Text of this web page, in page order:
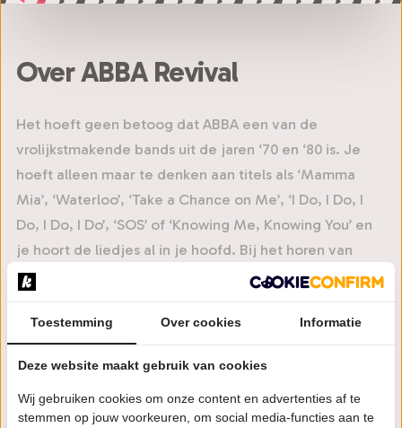
Over ABBA Revival
Het hoeft geen betoog dat ABBA een van de
vrolijkstmakende bands uit de jaren ‘70 en ‘80 is. Je
hoeft alleen maar te denken aan titels als ‘Mamma
Mia’, ‘Waterloo’, ‘Take a Chance on Me’, ‘I Do, I Do, I
Do, I Do, I Do’, ‘SOS’ of ‘Knowing Me, Knowing You’ en
je hoort de liedjes al in je hoofd. Bij het horen van
‘Dancing Queen’, ‘SOS’, ‘Honey, Honey’ of ‘The Day
Before You Came’ wordt de dopamine als vanzelf
aangemaakt.
Er is natuurlijk niks zo mooi als het origineel, maar nu
dat niet meer voor handen is, is er gelukkig ABBA
Revival, dat hetzelfde effect op de gemoedstoestand
Toestemming Over cookies Informatie
Deze website maakt gebruik van cookies
Wij gebruiken cookies om onze content en advertenties af te
stemmen op jouw voorkeuren, om social media-functies aan te